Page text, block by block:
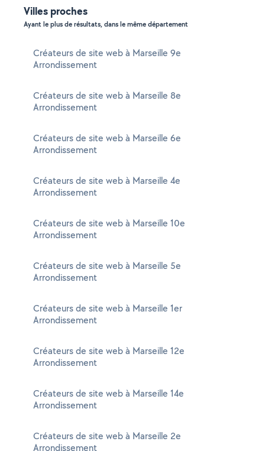
Villes proches
Ayant le plus de résultats, dans le même département
Créateurs de site web à Marseille 9e
Arrondissement
Créateurs de site web à Marseille 8e
Arrondissement
Créateurs de site web à Marseille 6e
Arrondissement
Créateurs de site web à Marseille 4e
Arrondissement
Créateurs de site web à Marseille 10e
Arrondissement
Créateurs de site web à Marseille 5e
Arrondissement
Créateurs de site web à Marseille 1er
Arrondissement
Créateurs de site web à Marseille 12e
Arrondissement
Créateurs de site web à Marseille 14e
Arrondissement
Créateurs de site web à Marseille 2e
Arrondissement